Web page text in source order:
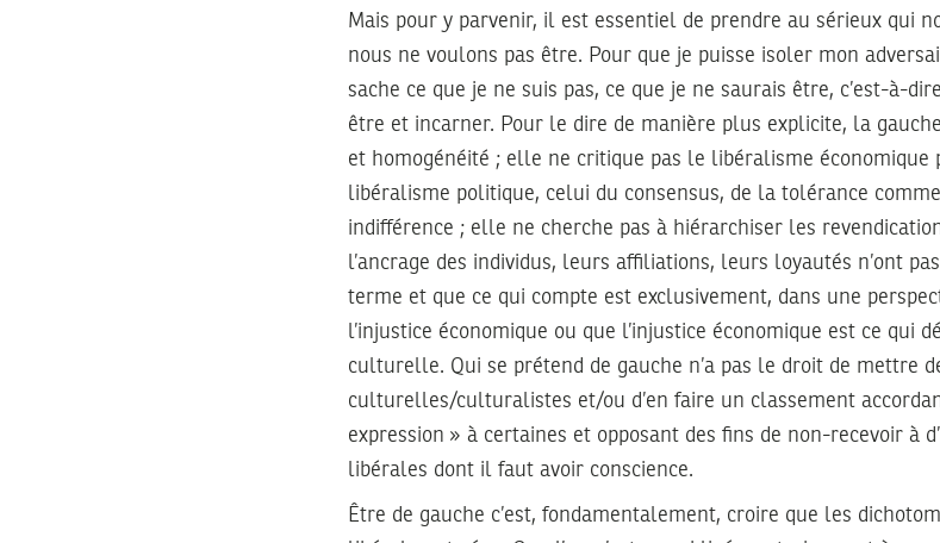
Mais pour y parvenir, il est essentiel de prendre au sérieux qui
nous ne voulons pas être. Pour que je puisse isoler mon
sache ce que je ne suis pas, ce que je ne saurais être, c’est-à-
être et incarner. Pour le dire de manière plus explicite, la
et homogénéité ; elle ne critique pas le libéralisme
libéralisme politique, celui du consensus, de la tolérance
indifférence ; elle ne cherche pas à hiérarchiser les
l’ancrage des individus, leurs affiliations, leurs loyautés n’ont
terme et que ce qui compte est exclusivement, dans une
l’injustice économique ou que l’injustice économique est ce qui
culturelle. Qui se prétend de gauche n’a pas le droit de mettre
culturelles/culturalistes et/ou d’en faire un classement
expression » à certaines et opposant des fins de non-recevoir à
libérales dont il faut avoir conscience.
Être de gauche c’est, fondamentalement, croire que les